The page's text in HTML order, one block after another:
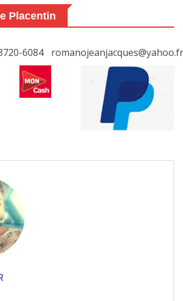
Placentin
6084 romanojeanjacques@yahoo.fr